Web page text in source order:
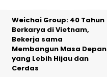
Weichai Group: 40 Tahun
Berkarya di Vietnam,
Bekerja sama
Membangun Masa Depan
yang Lebih Hijau dan
Cerdas